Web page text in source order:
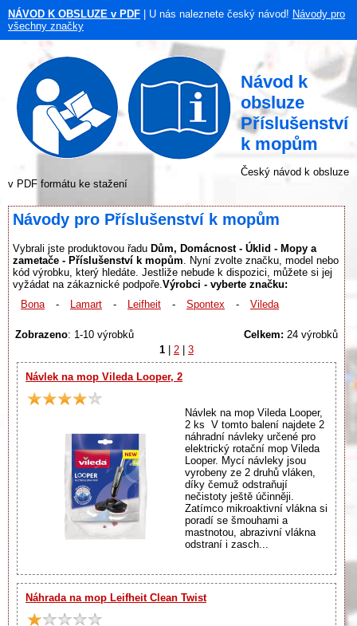
NÁVOD K OBSLUZE v PDF | U nás naleznete český návod! Návody pro
všechny značky
Návod k
obsluze
Příslušenství
k mopům
Český návod k obsluze
v PDF formátu ke stažení
Návody pro Příslušenství k mopům
Vybrali jste produktovou řadu Dům, Domácnost - Úklid - Mopy a
zametače - Příslušenství k mopům . Nyní zvolte značku, model nebo
kód výrobku, který hledáte. Jestliže nebude k dispozici, můžete si jej
vyžádat na zákaznické podpoře. Výrobci - vyberte značku:
Bona
- Lamart - Leifheit - Spontex - Vileda
Zobrazeno: 1-10 výrobků Celkem: 24 výrobků
1 | 2 | 3
Návlek na mop Vileda Looper, 2
Návlek na mop Vileda Looper,
2 ks V tomto balení najdete 2
náhradní návleky určené pro
elektrický rotační mop Vileda
Looper. Mycí návleky jsou
vyrobeny ze 2 druhů vláken,
díky čemuž odstraňují
nečistoty ještě účinněji.
Zatímco mikroaktivní vlákna si
poradí se šmouhami a
mastnotou, abrazivní vlákna
odstraní i zasch...
Náhrada na mop Leifheit Clean Twist